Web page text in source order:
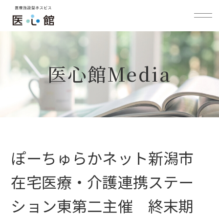
医心館Media
ぽーちゅらかネット新潟市
在宅医療・介護連携ステー
ション東第二主催 終末期